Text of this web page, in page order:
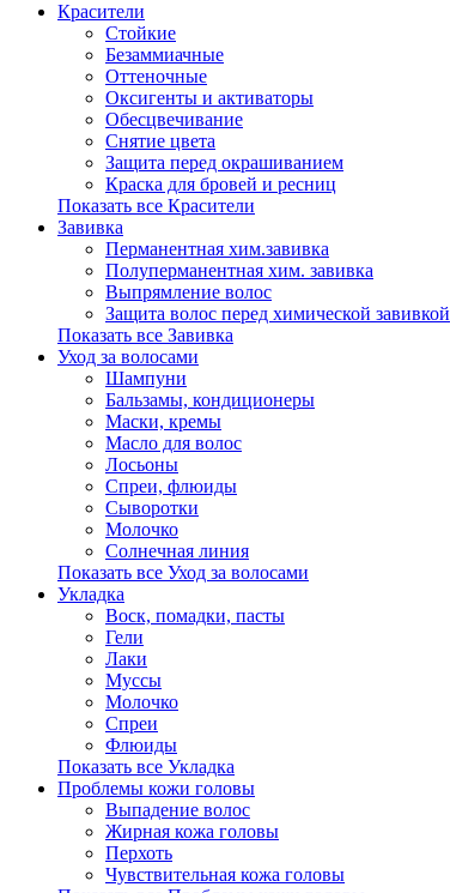
Красители
Стойкие
Безаммиачные
Оттеночные
Оксигенты и активаторы
Обесцвечивание
Снятие цвета
Защита перед окрашиванием
Краска для бровей и ресниц
Показать все Красители
Завивка
Перманентная хим.завивка
Полуперманентная хим. завивка
Выпрямление волос
Защита волос перед химической завивкой
Показать все Завивка
Уход за волосами
Шампуни
Бальзамы, кондиционеры
Маски, кремы
Масло для волос
Лосьоны
Спреи, флюиды
Сыворотки
Молочко
Солнечная линия
Показать все Уход за волосами
Укладка
Воск, помадки, пасты
Гели
Лаки
Муссы
Молочко
Спреи
Флюиды
Показать все Укладка
Проблемы кожи головы
Выпадение волос
Жирная кожа головы
Перхоть
Чувствительная кожа головы